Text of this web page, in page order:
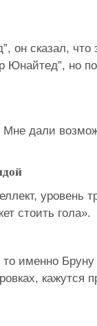
он сказал,
но
дали
уровень
стоить гола».
именно
кажутся